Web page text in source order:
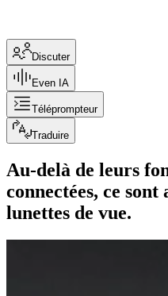
Discuter
Even IA
Téléprompteur
Traduire
Au-delà de leurs
connectées, ce sont
lunettes de vue.